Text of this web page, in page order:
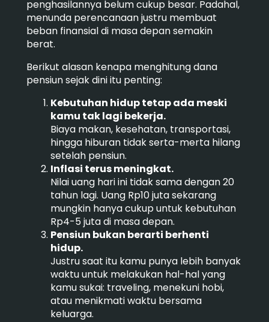
penghasilannya belum cukup besar. Padahal,
menunda perencanaan justru membuat
beban finansial di masa depan semakin
berat.
Berikut alasan kenapa menghitung dana
pensiun sejak dini itu penting:
Kebutuhan hidup tetap ada meski
kamu tak lagi bekerja.
Biaya makan, kesehatan, transportasi,
hingga hiburan tidak serta-merta hilang
setelah pensiun.
Inflasi terus meningkat.
Nilai uang hari ini tidak sama dengan 20
tahun lagi. Uang Rp10 juta sekarang
mungkin hanya cukup untuk kebutuhan
Rp4-5 juta di masa depan.
Pensiun bukan berarti berhenti
hidup.
Justru saat itu kamu punya lebih banyak
waktu untuk melakukan hal-hal yang
kamu sukai: traveling, menekuni hobi,
atau menikmati waktu bersama
keluarga.